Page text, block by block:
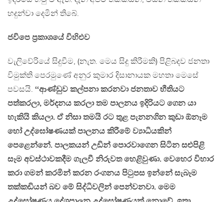
හදුන්වා දෙමින් තිබේ.
ජවිපෙ ප්‍රකාශයේ විහිඑව
වැලිවේරියේ සිදුවීම, (නැත. මෙය සිදු කිරීමකි) පිළිබදව ජනතා
විමුක්ති පෙරමුණේ අනුර කුමාර දිසානායක මහතා මෙසේ
පවසයි. ‘‘ආණ්‌ඩුව කල්පනා කරනවා ජනතාව භීතියට
පත්කරලා, මර්දනය කරලා තම පාලනය ඉදිරියට ගෙන යා
හැකියි කියලා. ඒ නිසා තමයි රට තුළ පැනනගින කුඩා ඕනෑම
හෝ උද්ඝෝෂණයක්‌ පාලනය කිරීමේ ව්‍යාධියකින්
පෙළෙන්නේ. පාලකයන් උඩින් පොරවාගෙන සිටින සළුපිළි
සෑම අවස්‌ථාවකදීම ගැලවී නිරුවත හෙළිවුණා. වෙහෙර විහාර
කරා ගමන් කරමින් කරන රංගනය පිටුපස ඉන්නේ සැබෑම
තක්‌කඩියන් බව මේ සිද්ධිවලින් පෙන්වනවා. මෙම